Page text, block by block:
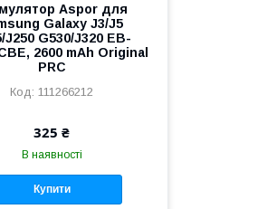
Aspor для
Galaxy J3/J5
J250 G530/J320 EB-
2600 mAh Original
PRC
111266212
325 ₴
В наявності
Купити